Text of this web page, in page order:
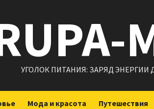
УГОЛОК ПИТАНИЯ: ЗАРЯД ЭНЕРГИИ
Мода и красота Путешествия